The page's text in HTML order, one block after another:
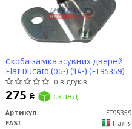
Скоба замка зсувних дверей
Fiat Ducato (06-) (14-) (FT95359)
Fast
0 відгуків
275 ₴ склад
Артикул:
FT95359
FAST
Італія